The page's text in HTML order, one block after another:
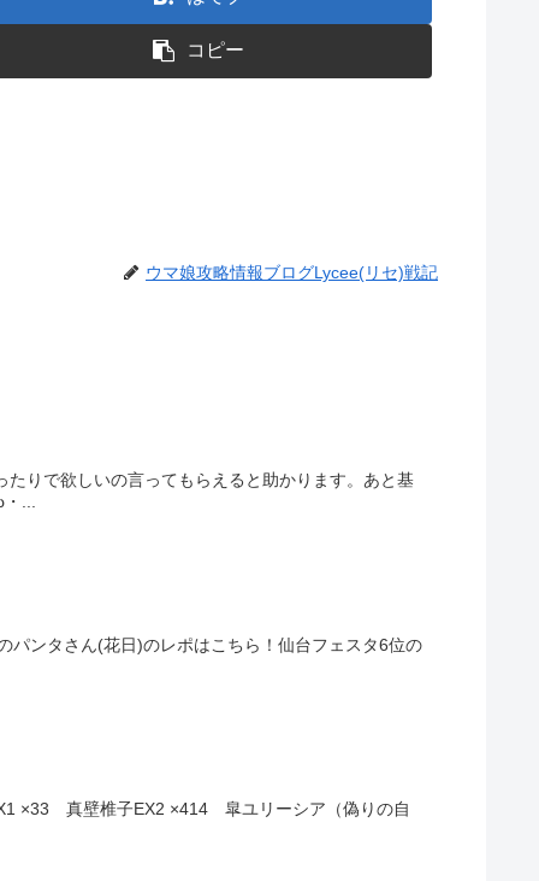
コピー
ウマ娘攻略情報ブログLycee(リセ)戦記
りで欲しいの言ってもらえると助かります。あと基
・...
パンタさん(花日)のレポはこちら！仙台フェスタ6位の
×33 真壁椎子EX2 ×414 皐ユリーシア（偽りの自